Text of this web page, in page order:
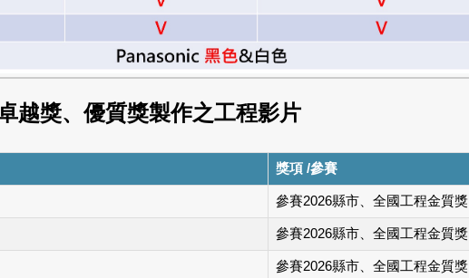
越獎、優質獎製作之工程影片
獎項 /參賽
參賽2026縣市、全國工程金質獎
參賽2026縣市、全國工程金質獎
參賽2026縣市、全國工程金質獎